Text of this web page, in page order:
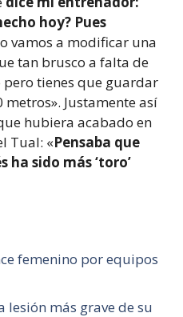
hoy? Pues
vamos a modificar una
tan brusco a falta de
pero tienes que guardar
Justamente así
hubiera acabado en
Tual: «Pensaba que
ha sido más ‘toro’
femenino por equipos
lesión más grave de su